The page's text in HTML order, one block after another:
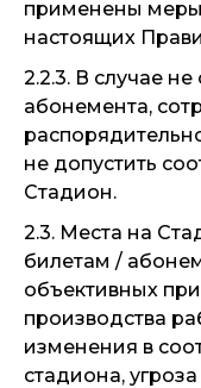
применены меры
настоящих
2.2.3. В случае
абонемента,
не допустить
Стадион.
2.3. Места на
билетам /
объективных
производства
изменения в
стадиона,